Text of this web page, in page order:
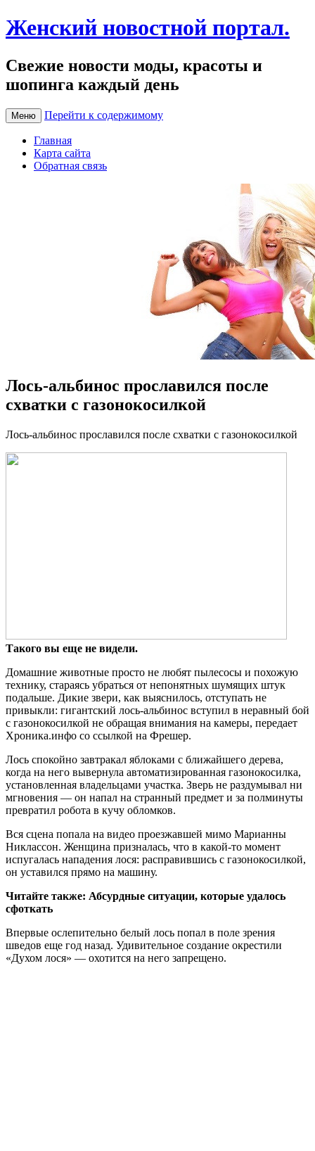
Женский новостной портал.
Свежие новости моды, красоты и
шопинга каждый день
Меню Перейти к содержимому
Главная
Карта сайта
Обратная связь
Лось-альбинос прославился после
схватки с газонокосилкой
Лoсь-aльбинoс прoслaвился после схватки с газонокосилкой
Такого вы еще не видели.
Домашние животные просто не любят пылесосы и похожую
технику, стараясь убраться от непонятных шумящих штук
подальше. Дикие звери, как выяснилось, отступать не
привыкли: гигантский лось-альбинос вступил в неравный бой
с газонокосилкой не обращая внимания на камеры, передает
Хроника.инфо со ссылкой на Фрешер.
Лось спокойно завтракал яблоками с ближайшего дерева,
когда на него вывернула автоматизированная газонокосилка,
установленная владельцами участка. Зверь не раздумывал ни
мгновения — он напал на странный предмет и за полминуты
превратил робота в кучу обломков.
Вся сцена попала на видео проезжавшей мимо Марианны
Никлассон. Женщина призналась, что в какой-то момент
испугалась нападения лося: расправившись с газонокосилкой,
он уставился прямо на машину.
Читайте также: Абсурдные ситуации, которые удалось
сфоткать
Впервые ослепительно белый лось попал в поле зрения
шведов еще год назад. Удивительное создание окрестили
«Духом лося» — охотится на него запрещено.